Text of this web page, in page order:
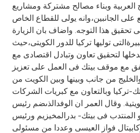
UK
Kingdom of Bahrain
العربية وبناء مصالح مشتركة ومشاريع
على الجانبين،وانه يولى للقطاع الخاص
تحقيق هذا التوجه. واضاف بان الزيارة
توليها تركيا للدور الكويتى،حيث
لتحقيق تعاون وتبادل اقتصادى مع
مع موقف بيتك فى العمل على تعزيز
من جانب وبينها وبين الكويت من
تركيا وبالتعاون مع كبريات الشركات
وقال العمر ان الوفدالذىضم رئيس
المنتدب فى بيتك- بدرالمخيزيم ورئيس
فواز العيسى وعددا من مسئولى